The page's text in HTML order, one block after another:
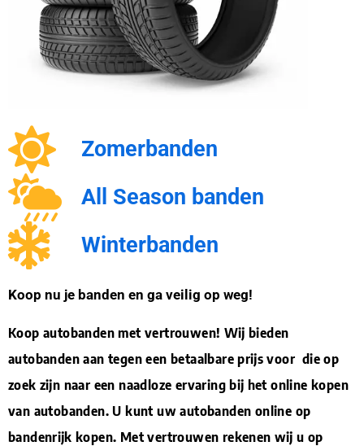
Zomerbanden
All Season banden
Winterbanden
Koop nu je banden en ga veilig op weg!
Koop autobanden met vertrouwen! Wij bieden
autobanden aan tegen een betaalbare prijs voor die op
zoek zijn naar een naadloze ervaring bij het online kopen
van autobanden. U kunt uw autobanden online op
bandenrijk kopen. Met vertrouwen rekenen wij u op